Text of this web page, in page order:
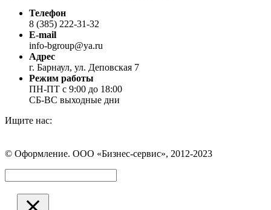
Телефон
8 (385) 222-31-32
E-mail
info-bgroup@ya.ru
Адрес
г. Барнаул, ул. Деповская 7
Режим работы
ПН-ПТ с 9:00 до 18:00
СБ-ВС выходные дни
Ищите нас:
Вконтакте
открывается
в
новом
окне
WhatsApp
открывается
в
новом
окне
Telegram
открывается
в
новом
окне
© Оформление. ООО «Бизнес-сервис», 2012-2023